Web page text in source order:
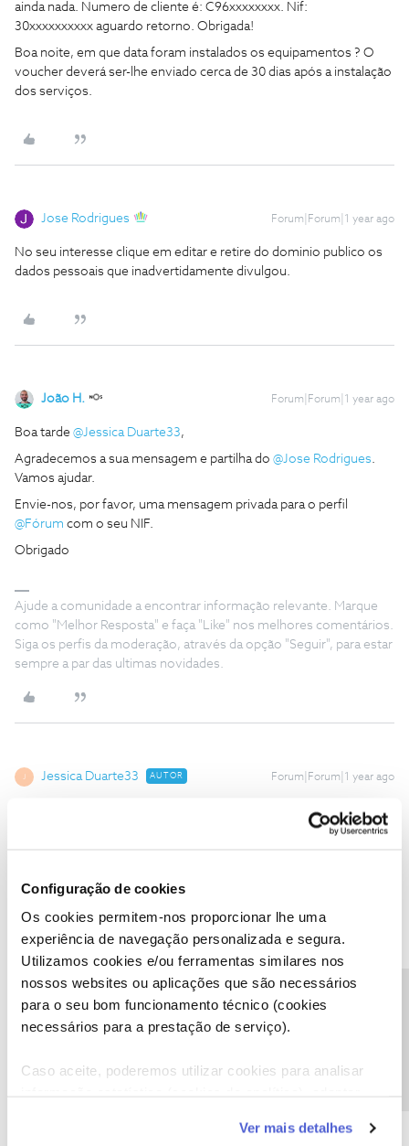
Configuração de cookies
Os cookies permitem-nos proporcionar lhe uma
experiência de navegação personalizada e segura.
Utilizamos cookies e/ou ferramentas similares nos
nossos websites ou aplicações que são necessários
para o seu bom funcionamento técnico (cookies
necessários para a prestação de serviço).
Caso aceite, poderemos utilizar cookies para analisar
funcionalidades (cookies de personalização e
Ver mais detalhes
ainda nada. Numero de cliente é: C96xxxxxxxx. Nif:
30xxxxxxxxxx aguardo retorno. Obrigada!
Boa noite, em que data foram instalados os equipamentos ? O
voucher deverá ser-lhe enviado cerca de 30 dias após a instalação
dos serviços.
Jose Rodrigues Forum|Forum|1 year ago
No seu interesse clique em editar e retire do dominio publico os
dados pessoais que inadvertidamente divulgou.
João H. Forum|Forum|1 year ago
Boa tarde @Jessica Duarte33,
Agradecemos a sua mensagem e partilha do @Jose Rodrigues.
Vamos ajudar.
Envie-nos, por favor, uma mensagem privada para o perfil
@Fórum com o seu NIF.
Obrigado
Ajude a comunidade a encontrar informação relevante. Marque
como "Melhor Resposta" e faça "Like" nos melhores comentários.
Siga os perfis da moderação, através da opção "Seguir", para estar
sempre a par das ultimas novidades.
Jessica Duarte33 AUTOR Forum|Forum|1 year ago
No seu interesse clique em editar e retire do dominio publico os
Jose Rodrigues Forum|Forum|1 year ago
No seu interesse clique em editar e retire do dominio publico os
Como eu faço? Nao apareceu opção editar para mim. Nem
Boa noite, para editar deve carregar nos 3 pontinhos … à sua